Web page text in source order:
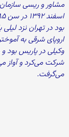
بود در تهران نزد
اروپای شرقی به
وکیلی در پاریس
شرکت می‌کرد و آواز
می‌گرفت.